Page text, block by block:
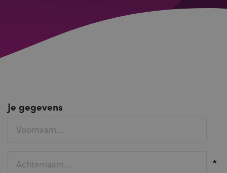
Je gegevens